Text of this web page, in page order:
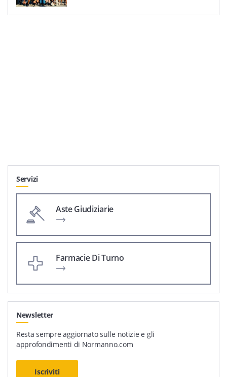
Servizi
Aste Giudiziarie
Farmacie Di Turno
Newsletter
Resta sempre aggiornato sulle notizie e gli
approfondimenti di Normanno.com
Iscriviti